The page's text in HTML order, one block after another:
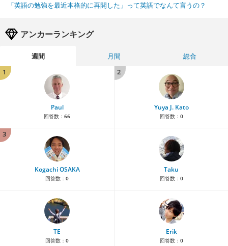
「英語の勉強を最近本格的に再開した」って英語でなんて言うの？
アンカーランキング
週間 月間
総合
1
Paul
回答数： 66
2
Yuya J. Kato
回答数： 0
3
Kogachi OSAKA
回答数： 0
Taku
回答数： 0
TE
回答数： 0
Erik
回答数： 0